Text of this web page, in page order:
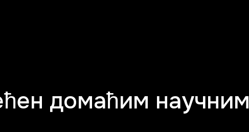
домаћим научним